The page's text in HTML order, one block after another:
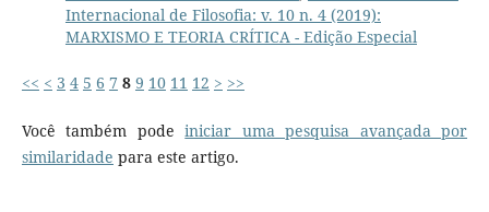
Internacional de Filosofia: v. 10 n. 4 (2019):
MARXISMO E TEORIA CRÍTICA - Edição Especial
<< < 3 4 5 6 7 8 9 10 11 12 > >>
Você também podeiniciar uma pesquisa avançada por
similaridade para este artigo.